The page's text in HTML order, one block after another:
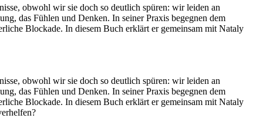
obwohl wir sie doch so deutlich spüren: wir leiden an
das Fühlen und Denken. In seiner Praxis begegnen dem
Blockade. In diesem Buch erklärt er gemeinsam mit Nataly
obwohl wir sie doch so deutlich spüren: wir leiden an
das Fühlen und Denken. In seiner Praxis begegnen dem
Blockade. In diesem Buch erklärt er gemeinsam mit Nataly